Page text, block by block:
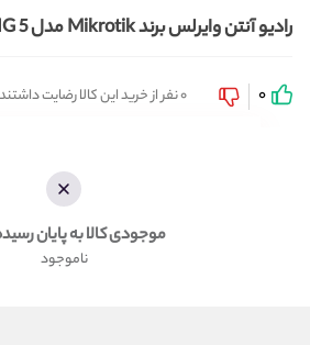
رادیو آنتن وایرلس برند Mikrotik مدل RBLHG-5nD | LHG 5
0 0 نفر از خرید این کالا رضایت داشتند.
موجودی کالا به پایان
ناموجود